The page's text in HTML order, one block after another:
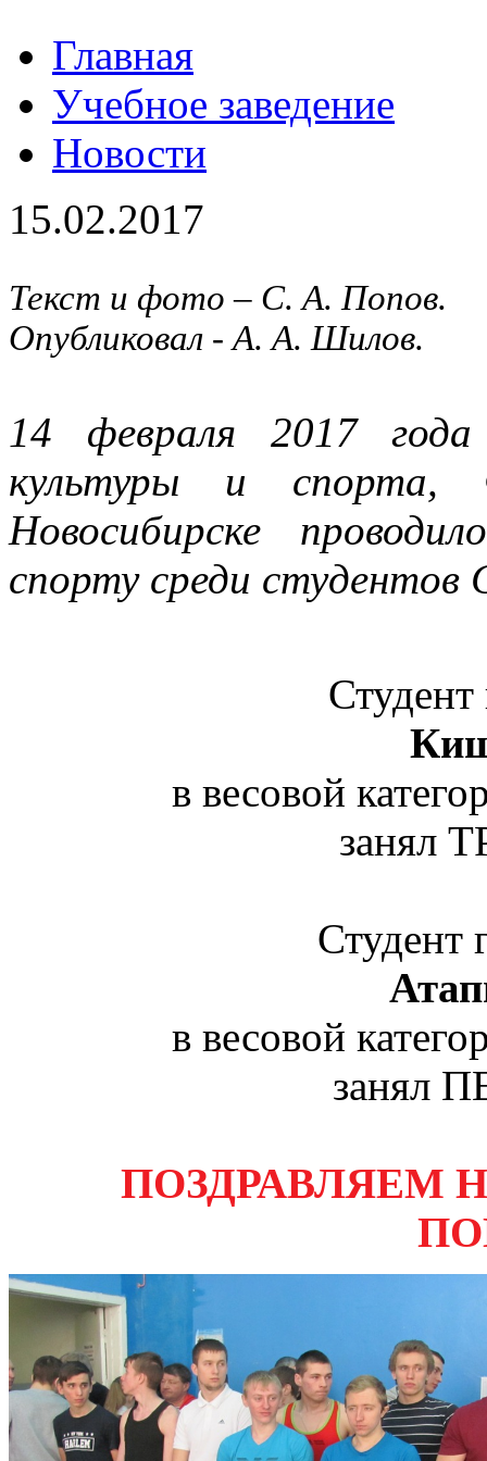
Главная
Учебное заведение
Новости
15.02.2017
Текст и фото – С. А. Попов.
Опубликовал - А. А. Шилов.
14 февраля 2017 года
культуры и
Новосибирске
спорту среди
в весовой
занял
Студент
в весовой
занял
ПОЗДРАВЛЯЕМ